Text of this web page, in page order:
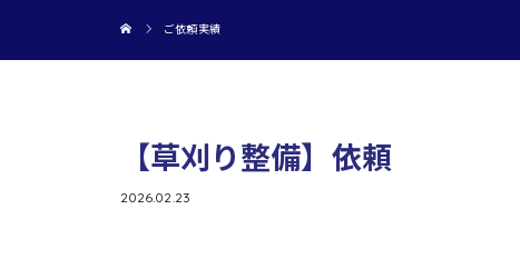
ご依頼実績
【草刈り整備】依頼
2026.02.23